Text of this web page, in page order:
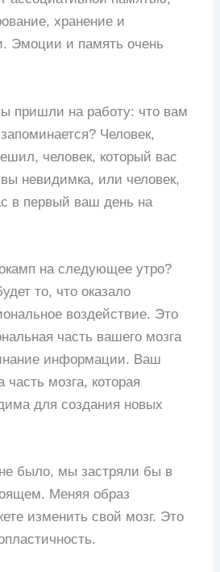
хранение и
Эмоции и память очень
пришли на работу: что вам
Человек,
человек, который вас
вы невидимка, или человек,
в первый ваш день на
на следующее утро?
то, что оказало
воздействие. Это
часть вашего мозга
информации. Ваш
мозга, которая
для создания новых
было, мы застряли бы в
Меняя образ
изменить свой мозг. Это